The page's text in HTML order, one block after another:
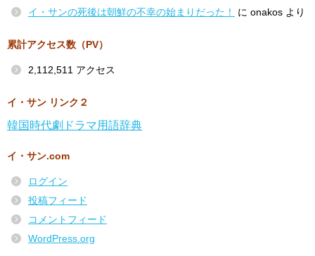
イ・サンの死後は朝鮮の不幸の始まりだった！
に onakos より
累計アクセス数（PV）
2,112,511 アクセス
イ・サン リンク２
韓国時代劇ドラマ用語辞典
イ・サン.com
ログイン
投稿フィード
コメントフィード
WordPress.org